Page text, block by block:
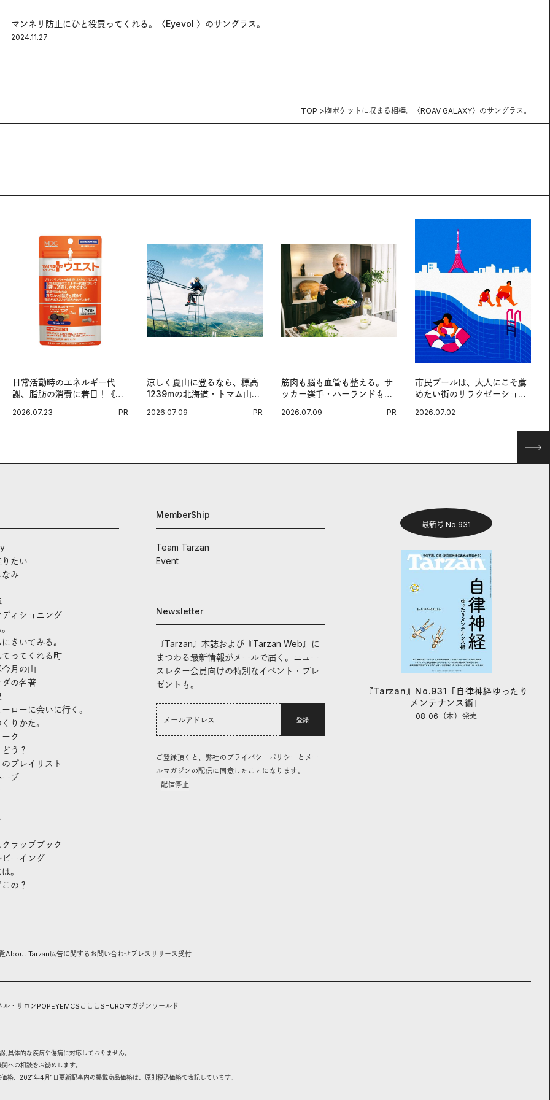
マンネリ防止にひと役買ってくれる。〈Eyevol 〉のサングラス。
2024.11.27
TOP 胸ポケットに収まる相棒。〈ROAV GALAXY〉のサングラス。
日常活動時のエネルギー代
謝、脂肪の消費に着目！《メ
体メンテ習慣。
2026.07.23 PR
涼しく夏山に登るなら、標高
1239mの北海道・トマム山で
2026.07.09 PR
筋肉も脳も血管も整える。サ
ッカー選手・ハーランドも注
＆サバの“最強アスリート
2026.07.09 PR
市民プールは、大人にこそ薦
めたい街のリラクゼーション
2026.07.02
たい
み
ィショニング
きいてみる。
ってくれる町
月の山
の名著
ローに会いに行く。
りかた。
ク
う？
プレイリスト
ブ
ラップブック
ーイング
。
の？
MemberShip
Team Tarzan
Event
Newsletter
『Tarzan』本誌および『Tarzan Web』に
まつわる最新情報がメールで届く。ニュー
スレター会員向けの特別なイベント・プレ
ゼントも。
登録
ご登録頂くと、弊社のプライバシーポリシーとメー
ルマガジンの配信に同意したことになります。
配信停止
最新号 No.931
『Tarzan』No.931「自律神経ゆったり
メンテナンス術」
08.06（木） 発売
About Tarzan広告に関するお問い合わせ プレスリリース受付
ル・サロンPOPEYEMCS こここ SHUROマガジンワールド
具体的な疾病や傷病に対応しておりません。
への相談をお勧めします。
、2021年4月1日更新記事内の掲載商品価格は、原則税込価格で表記しています。